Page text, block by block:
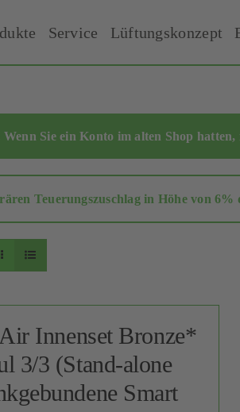
Service Lüftungskonzept
Sie ein Konto im alten Shop hatten,
Teuerungszuschlag in Höhe von 6%
Innenset Bronze*
3/3 (Stand-alone
Smart